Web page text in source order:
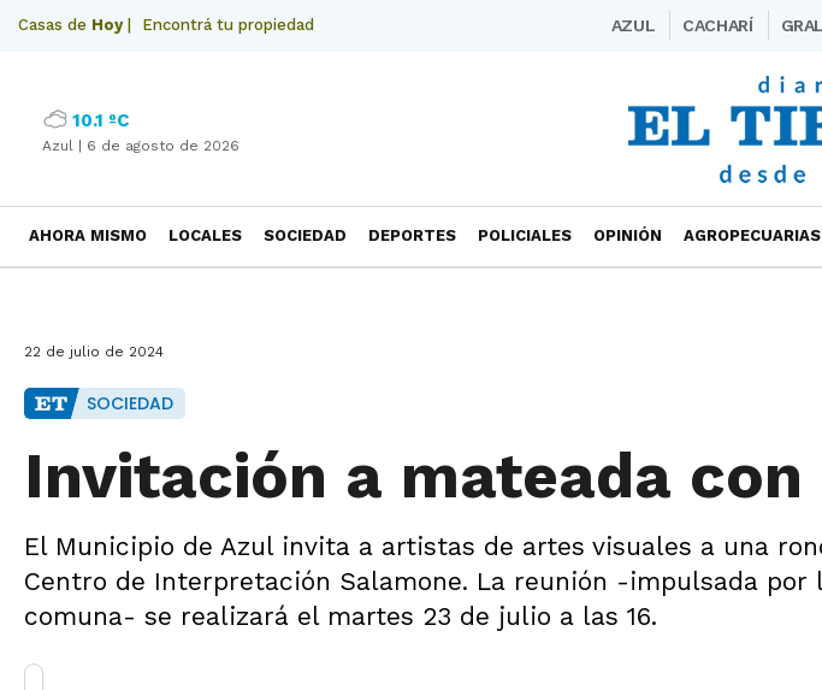
Casas de Hoy| Encontrá tu propiedad AZUL CACHARÍ
10.1 ºC
Azul | 6 de agosto de 2026
AHORA MISMO LOCALES SOCIEDAD DEPORTES POLICIALES OPINIÓN AGROPECUARIAS
22 de julio de 2024
SOCIEDAD
Invitación a mateada
El Municipio de Azul invita a artistas de artes visuales a una
Centro de Interpretación Salamone. La reunión -impulsada
comuna- se realizará el martes 23 de julio a las 16.